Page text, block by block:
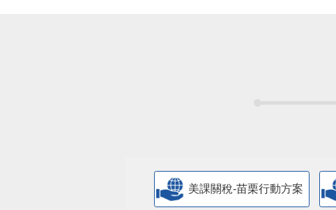
美課關稅-苗栗行動方案